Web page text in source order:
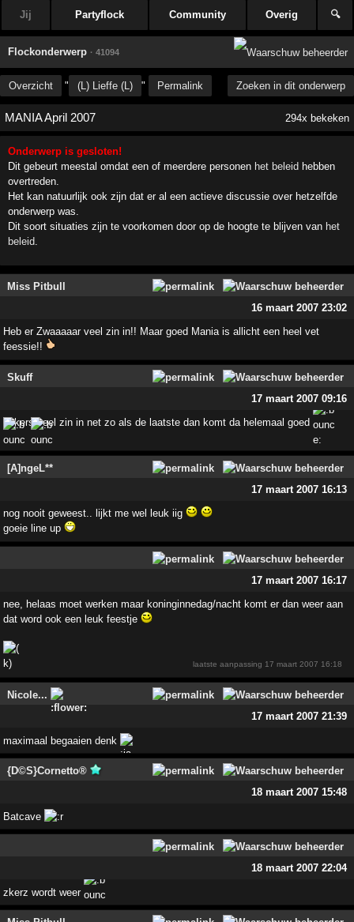
Jij Partyflock Community Overig 🔍
Flockonderwerp · 41094
Overzicht " (L) Lieffe (L) " Permalink Zoeken in dit onderwerp
MANIA April 2007 294x bekeken
Onderwerp is gesloten!
Dit gebeurt meestal omdat een of meerdere personen het beleid hebben
overtreden.
Het kan natuurlijk ook zijn dat er al een actieve discussie over hetzelfde
onderwerp was.
Dit soort situaties zijn te voorkomen door op de hoogte te blijven van het
beleid.
Miss Pitbull
16 maart 2007 23:02
Heb er Zwaaaaar veel zin in!! Maar goed Mania is allicht een heel vet
feessie!!
Skuff
17 maart 2007 09:16
zekers veel zin in net zo als de laatste dan komt da helemaal goed
[A]ngeL**
17 maart 2007 16:13
nog nooit geweest.. lijkt me wel leuk iig
goeie line up
17 maart 2007 16:17
nee, helaas moet werken maar koninginnedag/nacht komt er dan weer aan
dat word ook een leuk feestje
laatste aanpassing 17 maart 2007 16:18
Nicole...
17 maart 2007 21:39
maximaal begaaien denk
{D©S}Cornetto®
18 maart 2007 15:48
Batcave
18 maart 2007 22:04
zkerz wordt weer